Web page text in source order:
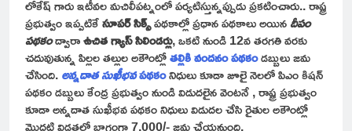
లోకేష్ గారు ఇటీవల మచిలీపట్నంలో పర్యటిస్తున్నప్పుడు ప్రకటించారు.. రాష్ట్ర
ప్రభుత్వం ఇప్పటికేసూపర్ సిక్స్పథకాల్లో ప్రధాన పథకాలు అయినదీపం
పథకంద్వారాఉచిత గ్యాస్ సిలిండర్లు, ఒకటి నుండి 12వ తరగతి వరకు
చదువుతున్న పిల్లల తల్లుల అకౌంట్లోతల్లికి వందనం పథకండబ్బులు జమ
చేసింది.అన్నదాత సుఖీభవపథకంనిధులు కూడా జూలై నెలలో పిఎం కిషన్
పథకం డబ్బులు కేంద్ర ప్రభుత్వం నుండి విడుదలైన వెంటనే , రాష్ట్ర ప్రభుత్వం
కూడా అన్నదాత సుఖీభవ పథకం నిధులు విడుదల చేసి రైతుల అకౌంట్లో